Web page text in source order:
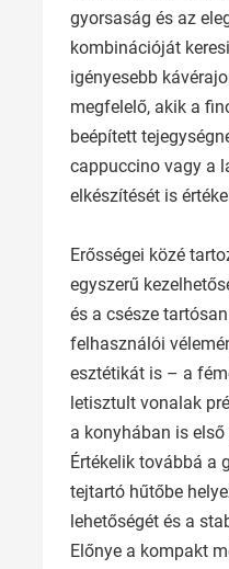
gyorsaság és az
kombinációját
igényesebb
megfelelő, akik a
beépített
cappuccino vagy a
elkészítését is
Erősségei közé
egyszerű
és a csésze
felhasználói
esztétikát is – a
letisztult vonalak
a konyhában is
Értékelik továbbá a
tejtartó hűtőbe
lehetőségét és a
Előnye a kompakt